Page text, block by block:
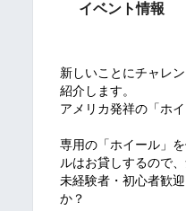
イベント情報
新しいことにチャレ
紹介します。
アメリカ発祥の「ホ
専用の「ホイール」
ルはお貸しするので
未経験者・初心者歓
か？